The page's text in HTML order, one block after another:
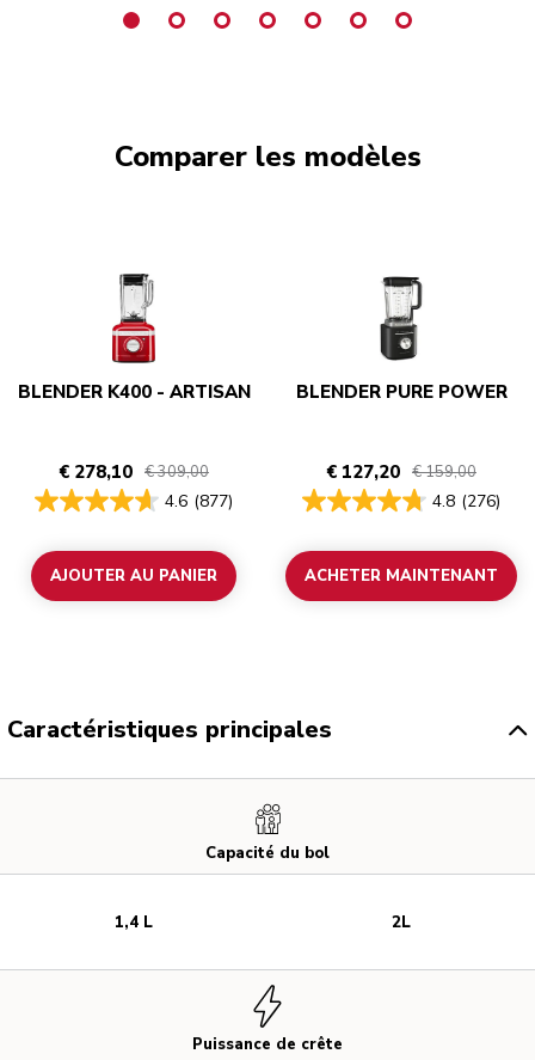
Comparer les modèles
BLENDER K400 - ARTISAN
€ 278,10 € 309,00
4.6 (877)
AJOUTER AU PANIER
BLENDER PURE POWER
€ 127,20 € 159,00
4.8 (276)
ACHETER MAINTENANT
Caractéristiques principales
Capacité du bol
Puissance de crête
1,4 L 2L